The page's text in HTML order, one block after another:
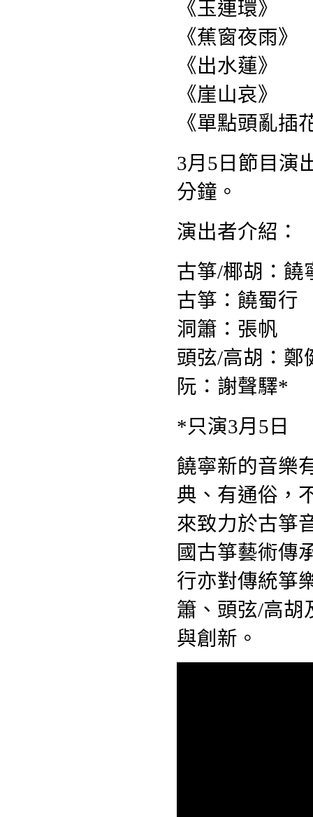
《玉連環》
《蕉窗夜雨》
《出水蓮》
《崖山哀》
《單點頭亂插
3月5日節目演
分鐘。
演出者介紹：
古箏/椰胡：饒
古箏：饒蜀行
洞簫：張帆
頭弦/高胡：鄭
阮：謝聲驛*
*只演3月5日
饒寧新的音樂
典、有通俗，
來致力於古箏
國古箏藝術傳
行亦對傳統箏
簫、頭弦/高胡
與創新。